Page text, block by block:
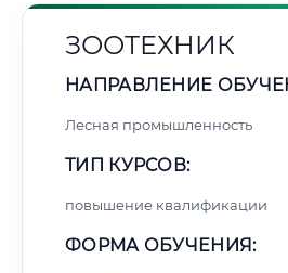
ЗООТЕХНИК
НАПРАВЛЕНИЕ
Лесная промышленность
ТИП КУРСОВ:
повышение квалификации
ФОРМА ОБУЧЕНИЯ: